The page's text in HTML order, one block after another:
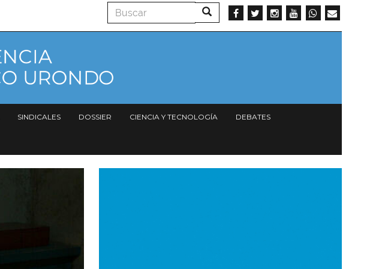
Buscar Buscar
SINDICALES DOSSIER CIENCIA Y TECNOLOGÍA DEBATES